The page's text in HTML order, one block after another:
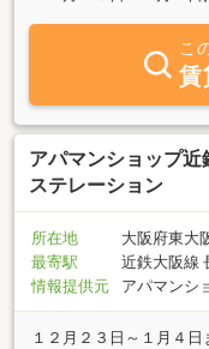
こ
賃
アパマンショップ
ステレーション
所在地
大阪府東大
最寄駅
近鉄大阪線
情報提供元
アパマンシ
１２月２３日～１月４日